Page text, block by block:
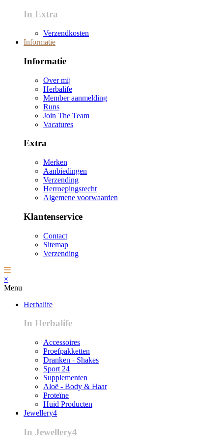
In Extra
Verzendkosten
Informatie
Informatie
Over mij
Herbalife
Member aanmelding
Runs
Join The Team
Vacatures
Extra
Merken
Aanbiedingen
Verzending
Herroepingsrecht
Algemene voorwaarden
Klantenservice
Contact
Sitemap
Verzending
×
Menu
Herbalife
In Herbalife
Accessoires
Proefpakketten
Dranken - Shakes
Sport 24
Supplementen
Aloë - Body & Haar
Proteïne
Huid Producten
Jewellery4
In Jewellery4